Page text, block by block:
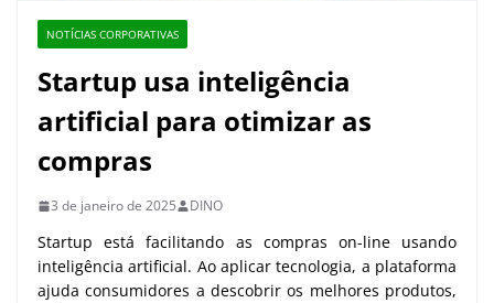
NOTÍCIAS CORPORATIVAS
Startup usa inteligência
artificial para otimizar as
compras
3 de janeiro de 2025 DINO
Startup está facilitando as compras on-line usando
inteligência artificial. Ao aplicar tecnologia, a plataforma
ajuda consumidores a descobrir os melhores produtos,